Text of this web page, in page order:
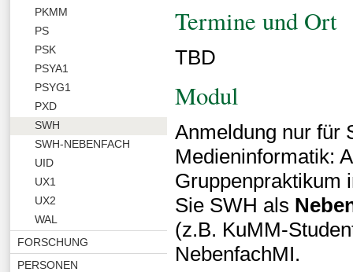
PKMM
PS
PSK
PSYA1
PSYG1
PXD
SWH
SWH-NEBENFACH
UID
UX1
UX2
WAL
FORSCHUNG
PERSONEN
Termine und Ort
TBD
Modul
Anmeldung nur für
Medieninformatik:
Gruppenpraktikum
Sie SWH als
(z.B. KuMM-
NebenfachMI.